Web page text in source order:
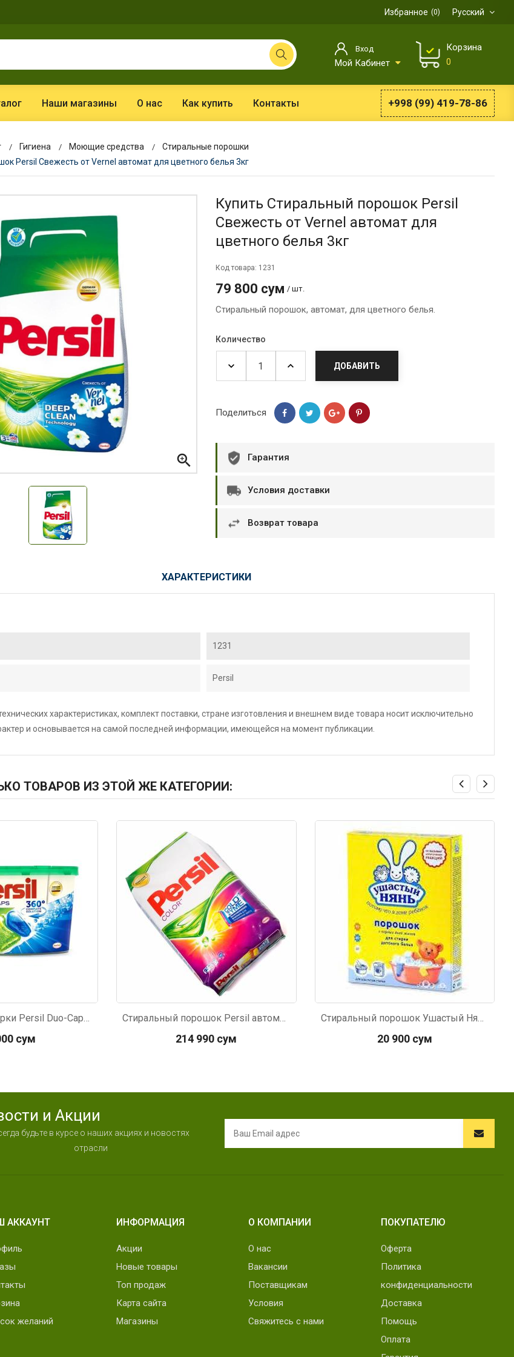
Русский
Избранное 0
Вход
Мой Кабинет
Корзина
0
Наши магазины О нас Как купить Контакты +998 (99) 419-78-86
привезли раньше назначенного
времени. Курьер Анвар, спасибо ему!
Тимур B.Д.
Оформляют заказ и доставляют
максимально быстро. Покупал мясо
и овощи. Мясо свежее. Очень
доволен. Буду покупать ещё.
Гигиена Моющие средства
Стиральные порошки
Persil Свежесть от Vernel автомат для цветного белья 3кг

Купить Стиральный порошок Persil
Свежесть от Vernel автомат для
цветного белья 3кг
Код товара: 1231
79 800 сум / шт.
Стиральный порошок, автомат, для цветного белья.
Количество
ДОБАВИТЬ
Поделиться
Гарантия
Условия доставки
Возврат товара
ХАРАКТЕРИСТИКИ
1231
Persil
характеристиках, комплект поставки, стране изготовления и внешнем виде товара носит исключительно
и основывается на самой последней информации, имеющейся на момент публикации.
ТОВАРОВ ИЗ ЭТОЙ ЖЕ КАТЕГОРИИ:
Капсулы для стирки Persil Duo-Caps свежесть от Vernel 12шт
сум
Стиральный порошок Persil автомат Color 8кг
214 990 сум
Код: 1761
Стиральный порошок Ушастый Нянь для всех типов стирки для детского белья 400г
20 900 сум
Код: 3895
и Акции
будьте в курсе о наших акциях и новостях
отрасли
АККАУНТ
желаний
ИНФОРМАЦИЯ
Акции
Новые товары
Топ продаж
Карта сайта
Магазины
О КОМПАНИИ
О нас
Вакансии
Поставщикам
Условия
Свяжитесь с нами
ПОКУПАТЕЛЮ
Оферта
Политика
конфиденциальности
Доставка
Помощь
Оплата